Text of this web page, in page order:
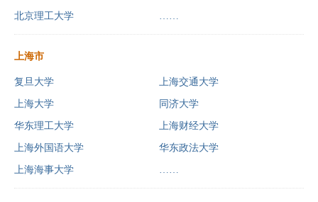
北京理工大学
上海市
复旦大学 上海交通大学
上海大学 同济大学
华东理工大学 上海财经大学
上海外国语大学 华东政法大学
上海海事大学